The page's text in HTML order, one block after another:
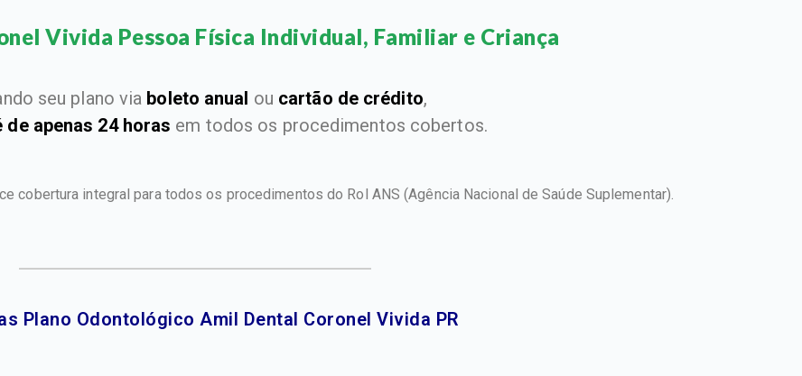
Vivida Pessoa Física Individual, Familiar e Criança​
seu plano via boleto anual ou cartão de crédito,
de apenas 24 horas em todos os procedimentos cobertos.
cobertura integral para todos os procedimentos do Rol ANS(Agência Nacional de Saúde Suplementar).
Plano Odontológico Amil Dental Coronel Vivida PR​